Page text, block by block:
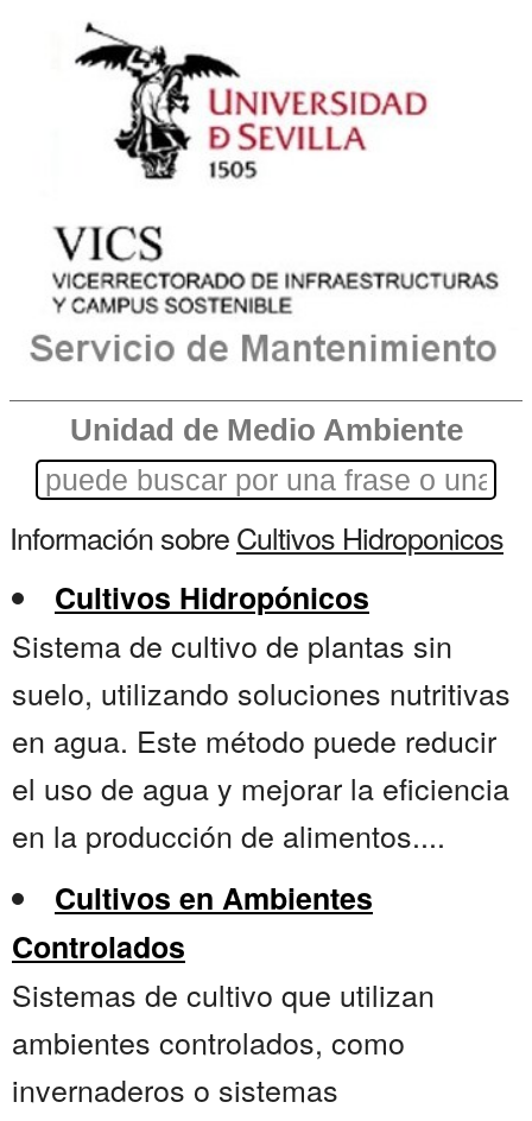
Unidad de Medio Ambiente
Información sobreCultivos Hidroponicos
Cultivos Hidropónicos
Sistema de cultivo de plantas sin
suelo, utilizando soluciones nutritivas
en agua. Este método puede reducir
el uso de agua y mejorar la eficiencia
en la producción de alimentos....
Cultivos en Ambientes
Controlados
Sistemas de cultivo que utilizan
ambientes controlados, como
invernaderos o sistemas